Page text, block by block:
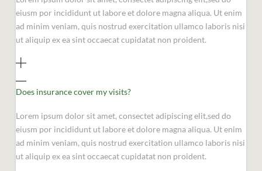
eiusm por incididunt ut labore et dolore magna aliqua. Ut enim
ad minim veniam, quis nostrud exercitation ullamco laboris nisi
ut aliquip ex ea sint occaecat cupidatat non proident.
Does insurance cover my visits?
Lorem ipsum dolor sit amet, consectet adipiscing elit,sed do
eiusm por incididunt ut labore et dolore magna aliqua. Ut enim
ad minim veniam, quis nostrud exercitation ullamco laboris nisi
ut aliquip ex ea sint occaecat cupidatat non proident.